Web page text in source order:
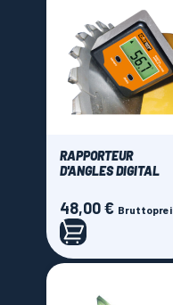
Tajima (2)
Bosch(2)
CMT Orange tools(4)
Dogher tools(9)
Faithfull(2)
Kreg(2)
Microjig
OAB(5)
RAPPORTEUR
D'ANGLES DIGITAL
Preis
48,00 €